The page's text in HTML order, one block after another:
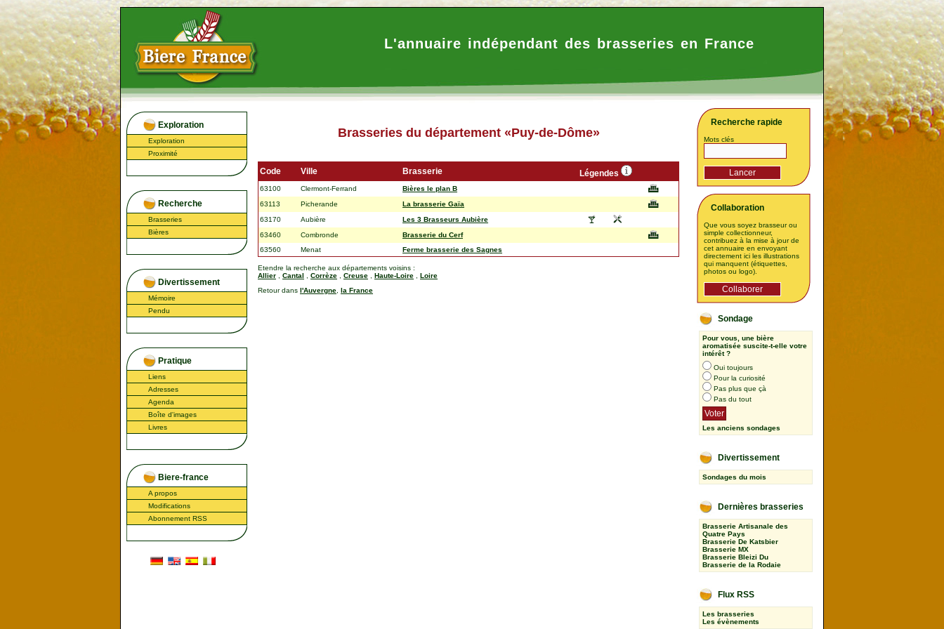
L'annuaire indépendant des brasseries en France
Exploration
Exploration
Proximité
Recherche
Brasseries
Bières
Divertissement
Mémoire
Pendu
Pratique
Liens
Adresses
Agenda
Boîte d'images
Livres
Biere-france
A propos
Modifications
Abonnement RSS
Brasseries du département «Puy-de-Dôme»
Code Ville Brasserie Légendes
63100 Clermont-Ferrand
Bières le plan B
63113
Picherande
La brasserie Gaïa
63170
Aubière
Les 3 Brasseurs Aubière
63460
Combronde
Brasserie du Cerf
63560
Menat Ferme brasserie des Sagnes
Etendre la recherche aux départements voisins :
Allier
Cantal Corrèze Creuse Haute-Loire
Loire
Retour dans l'Auvergne la France
Recherche rapide
Mots clés
Collaboration
Que vous soyez brasseur ou
simple collectionneur,
contribuez à la mise à jour de
cet annuaire en envoyant
directement ici les illustrations
qui manquent (étiquettes,
photos ou logo).
Sondage
Pour vous, une bière
aromatisée suscite-t-elle votre
intérêt ?
Oui toujours
Pour la curiosité
Pas plus que çà
Pas du tout
Les anciens sondages
Divertissement
Sondages du mois
Dernières brasseries
Brasserie Artisanale des
Quatre Pays
Brasserie De Katsbier
Brasserie MX
Brasserie Bleizi Du
Brasserie de la Rodaie
Flux RSS
Les brasseries
Les évènements